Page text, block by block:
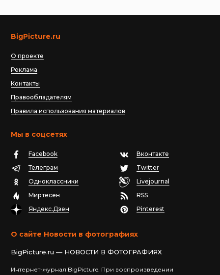
BigPicture.ru
О проекте
Реклама
Контакты
Правообладателям
Правила использования материалов
Мы в соцсетях
Facebook
Вконтакте
Телеграм
Twitter
Одноклассники
Livejournal
Миртесен
RSS
Яндекс.Дзен
Pinterest
О сайте Новости в фотографиях
BigPicture.ru — НОВОСТИ В ФОТОГРАФИЯХ
Интернет-журнал BigPicture. При воспроизведении